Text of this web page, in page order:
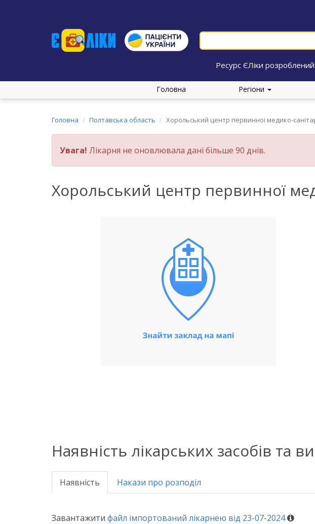
Ресурс ЄЛіки розроблений
Головна Регіони
Головна Полтавська область Хорольський центр первинної медико-
Увага! Лікарня не оновлювала дані більше 90 днів.
Хорольський центр первинної
Наявність лікарських засобів та
Наявність Накази про розподіл
Завантажити файл імпортований лікарнею від 23-07-2024